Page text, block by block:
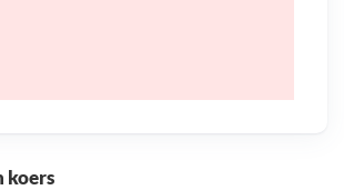
koers